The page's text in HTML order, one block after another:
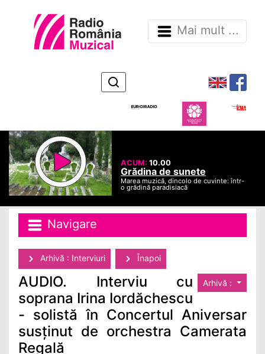
Mai mult ...
ACUM:10.00
Grădina de sunete
Marea muzică, dincolo de cuvinte: într-
o grădină paradisiacă
Navigare
Arhivă : Interviuri Înapoi
Arhivă :
AUDIO. Interviu cu
soprana Irina Iordăchescu
- solistă în Concertul Aniversar
susținut de orchestra Camerata
Regală